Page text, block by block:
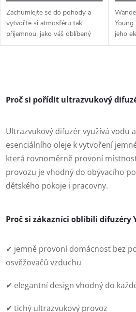
Zachumlejte se do pohody a
vytvořte si atmosféru tak
příjemnou, jako váš oblíbený
zimní pulovr. Keramický kryt s
Young
jeho
v
á
d
a
c
r
v
k
y
Proč si pořídit ultrazvukový
Ultrazvukový difuzér využívá vodu
esenciálního oleje k vytvoření
která rovnoměrně provoní
provozu je vhodný do obývacího
dětského pokoje i pracovny.
Proč si zákazníci oblíbili difuzéry
✔ jemně provoní domácnost bez
osvěžovačů vzduchu
✔ elegantní design vhodný do
✔ tichý ultrazvukový provoz